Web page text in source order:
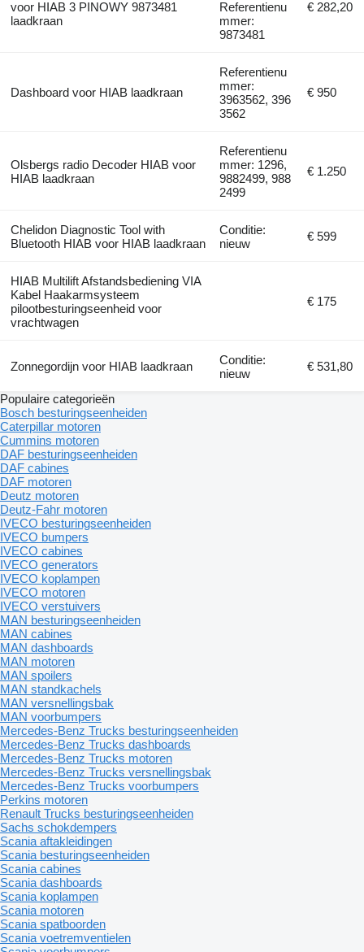
voor HIAB 3 PINOWY 9873481
laadkraan
Referentienu
mmer:
9873481
€ 282,20
Dashboard voor HIAB laadkraan
Referentienu
mmer:
3963562, 396
3562
€ 950
Olsbergs radio Decoder HIAB voor
HIAB laadkraan
Referentienu
mmer: 1296,
9882499, 988
2499
€ 1.250
Chelidon Diagnostic Tool with
Bluetooth HIAB voor HIAB laadkraan
Conditie:
nieuw
€ 599
HIAB Multilift Afstandsbediening VIA
Kabel Haakarmsysteem
pilootbesturingseenheid voor
vrachtwagen
€ 175
Zonnegordijn voor HIAB laadkraan
Conditie:
nieuw
€ 531,80
Populaire categorieën
Bosch besturingseenheiden
Caterpillar motoren
Cummins motoren
DAF besturingseenheiden
DAF cabines
DAF motoren
Deutz motoren
Deutz-Fahr motoren
IVECO besturingseenheiden
IVECO bumpers
IVECO cabines
IVECO generators
IVECO koplampen
IVECO motoren
IVECO verstuivers
MAN besturingseenheiden
MAN cabines
MAN dashboards
MAN motoren
MAN spoilers
MAN standkachels
MAN versnellingsbak
MAN voorbumpers
Mercedes-Benz Trucks besturingseenheiden
Mercedes-Benz Trucks dashboards
Mercedes-Benz Trucks motoren
Mercedes-Benz Trucks versnellingsbak
Mercedes-Benz Trucks voorbumpers
Perkins motoren
Renault Trucks besturingseenheiden
Sachs schokdempers
Scania aftakleidingen
Scania besturingseenheiden
Scania cabines
Scania dashboards
Scania koplampen
Scania motoren
Scania spatboorden
Scania voetremventielen